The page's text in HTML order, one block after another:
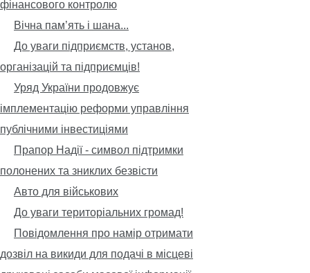
фінансового контролю
Вічна пам’ять і шана...
До уваги підприємств, установ,
організацій та підприємців!
Уряд України продовжує
імплементацію реформи управління
публічними інвестиціями
Прапор Надії - символ підтримки
полонених та зниклих безвісти
Авто для військових
До уваги територіальних громад!
Повідомлення про намір отримати
дозвіл на викиди для подачі в місцеві